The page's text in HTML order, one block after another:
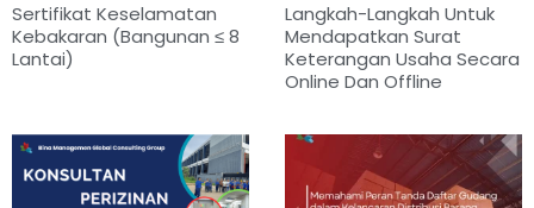
Sertifikat Keselamatan
Kebakaran (Bangunan ≤ 8
Lantai)
Langkah-Langkah Untuk
Mendapatkan Surat
Keterangan Usaha Secara
Online Dan Offline